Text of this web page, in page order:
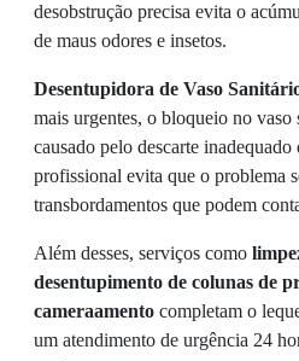
desobstrução precisa evita o
de maus odores e insetos.
Desentupidora de Vaso
mais urgentes, o bloqueio no vaso
causado pelo descarte
profissional evita que o problema
transbordamentos que podem
Além desses, serviços como
desentupimento de colunas de
cameraamento completam o
um atendimento de urgência 24